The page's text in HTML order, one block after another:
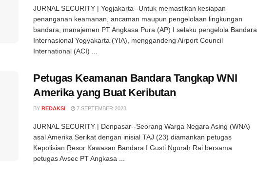
JURNAL SECURITY | Yogjakarta--Untuk memastikan kesiapan
penanganan keamanan, ancaman maupun pengelolaan lingkungan
bandara, manajemen PT Angkasa Pura (AP) I selaku pengelola Bandara
Internasional Yogyakarta (YIA), menggandeng Airport Council
International (ACI) ...
Petugas Keamanan Bandara Tangkap WNI
Amerika yang Buat Keributan
BY REDAKSI 7 SEPTEMBER 2023
JURNAL SECURITY | Denpasar--Seorang Warga Negara Asing (WNA)
asal Amerika Serikat dengan inisial TAJ (23) diamankan petugas
Kepolisian Resor Kawasan Bandara I Gusti Ngurah Rai bersama
petugas Avsec PT Angkasa ...